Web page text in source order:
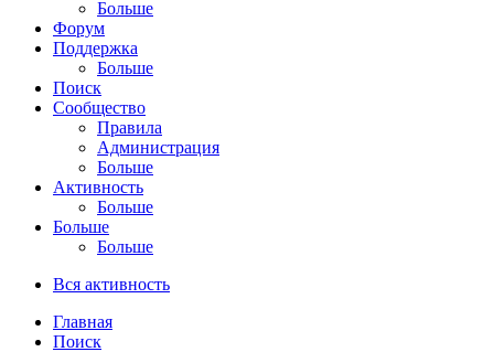
Больше
Форум
Поддержка
Больше
Поиск
Сообщество
Правила
Администрация
Больше
Активность
Больше
Больше
Больше
Вся активность
Главная
Поиск